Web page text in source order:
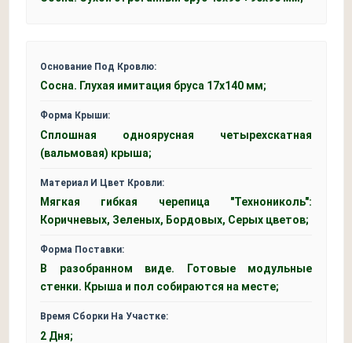
Основание Под Кровлю:
Сосна. Глухая имитация бруса 17х140 мм;
Форма Крыши:
Сплошная одноярусная четырехскатная
(вальмовая) крыша;
Материал И Цвет Кровли:
Мягкая гибкая черепица "Технониколь":
Коричневых, Зеленых, Бордовых, Серых цветов;
Форма Поставки:
В разобранном виде. Готовые модульные
стенки. Крыша и пол собираются на месте;
Время Сборки На Участке:
2 Дня;